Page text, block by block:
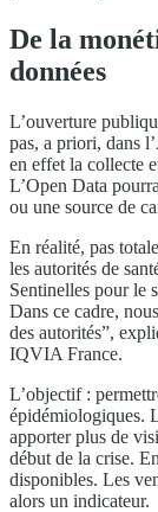
De la
données
L’ouverture
pas, a priori, dans
en effet la collecte
L’Open Data
ou une source de
En réalité, pas
les autorités de
Sentinelles pour le
Dans ce cadre,
des autorités”,
IQVIA France.
L’objectif :
épidémiologiques.
apporter plus de
début de la crise.
disponibles. Les
alors un indicateur.